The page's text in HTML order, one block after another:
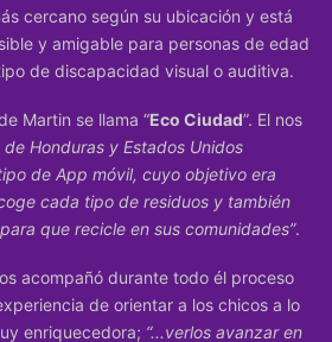
cercano según su ubicación y está
y amigable para personas de edad
de discapacidad visual o auditiva.
Martin se llama “Eco Ciudad”. El nos
de Honduras y Estados Unidos
de App móvil, cuyo objetivo era
cada tipo de residuos y también
que recicle en sus comunidades”.
acompañó durante todo él proceso
de orientar a los chicos a lo
enriquecedora; “...verlos avanzar en